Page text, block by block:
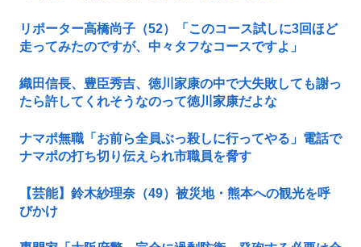
リポーター高橋尚子（52）「このコース試しに3回ほど
走ってみたのですが、中々タフなコースですよ」
織田信長、豊臣秀吉、徳川家康の中で大失敗しても謝っ
たら許してくれそうなのって徳川家康だよな
ナマポ無職「お前ら全員ぶっ殺しに行ってやる」電話で
ナマポの打ち切り伝えられ市職員を脅す
【芸能】鈴木紗理奈（49）被災地・熊本への観光を呼
びかけ